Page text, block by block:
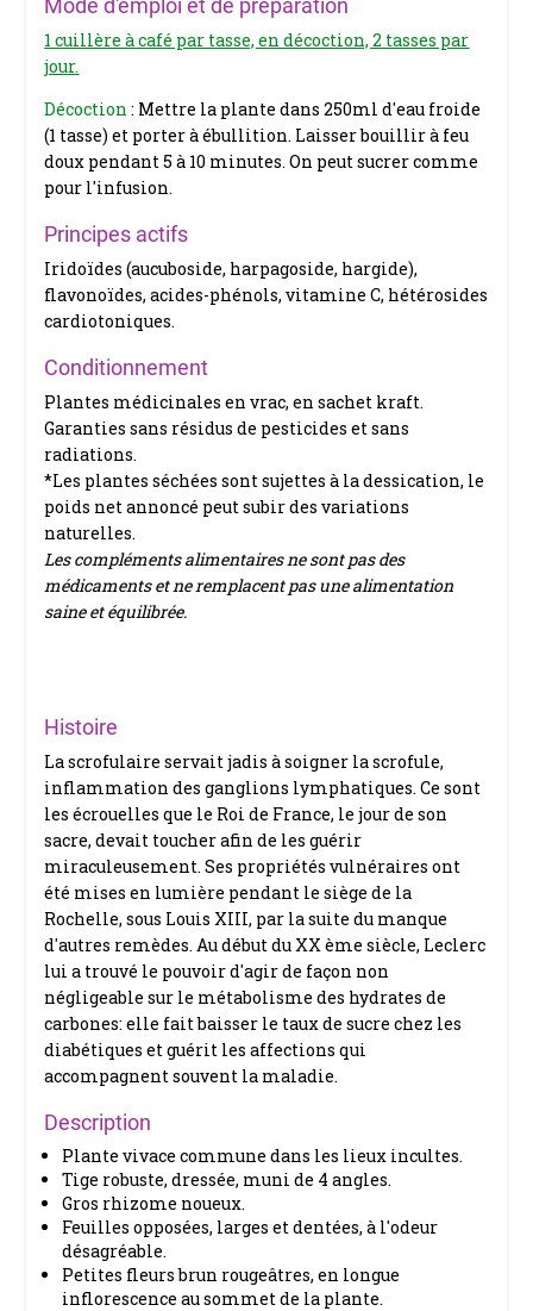
Mode d'emploi et de préparation
1 cuillère à café par tasse, en décoction, 2 tasses par
jour.
Décoction: Mettre la plante dans 250ml d'eau froide
(1 tasse) et porter à ébullition. Laisser bouillir à feu
doux pendant 5 à 10 minutes. On peut sucrer comme
pour l'infusion.
Principes actifs
Iridoïdes (aucuboside, harpagoside, hargide),
flavonoïdes, acides-phénols, vitamine C, hétérosides
cardiotoniques.
Conditionnement
Plantes médicinales en vrac, en sachet kraft.
Garanties sans résidus de pesticides et sans
radiations.
*Les plantes séchées sont sujettes à la dessication, le
poids net annoncé peut subir des variations
naturelles.
Les compléments alimentaires ne sont pas des
médicaments et ne remplacent pas une alimentation
saine et équilibrée.
Histoire
La scrofulaire servait jadis à soigner la scrofule,
inflammation des ganglions lymphatiques. Ce sont
les écrouelles que le Roi de France, le jour de son
sacre, devait toucher afin de les guérir
miraculeusement. Ses propriétés vulnéraires ont
été mises en lumière pendant le siège de la
Rochelle, sous Louis XIII, par la suite du manque
d'autres remèdes. Au début du XX ème siècle, Leclerc
lui a trouvé le pouvoir d'agir de façon non
négligeable sur le métabolisme des hydrates de
carbones: elle fait baisser le taux de sucre chez les
diabétiques et guérit les affections qui
accompagnent souvent la maladie.
Description
Plante vivace commune dans les lieux incultes.
Tige robuste, dressée, muni de 4 angles.
Gros rhizome noueux.
Feuilles opposées, larges et dentées, à l'odeur
désagréable.
Petites fleurs brun rougeâtres, en longue
inflorescence au sommet de la plante.